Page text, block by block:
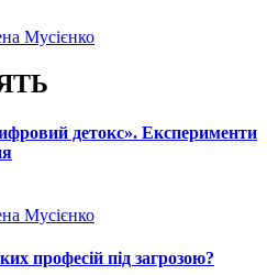
Мусієнко
детокс». Експерименти
Мусієнко
професій під загрозою?